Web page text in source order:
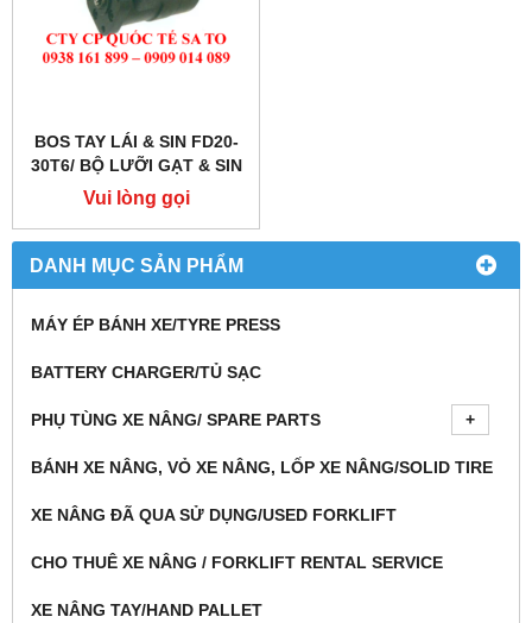
DANH MỤC SẢN PHẨM
MÁY ÉP BÁNH XE/TYRE PRESS
BATTERY CHARGER/TỦ SẠC
PHỤ TÙNG XE NÂNG/ SPARE PARTS
BÁNH XE NÂNG, VỎ XE NÂNG, LỐP XE NÂNG/SOLID TIRE
XE NÂNG ĐÃ QUA SỬ DỤNG/USED FORKLIFT
CHO THUÊ XE NÂNG / FORKLIFT RENTAL SERVICE
XE NÂNG TAY/HAND PALLET
BOS TAY LÁI & SIN FD20-
30T6/ BỘ LƯỠI GẠT & SIN
PHỐT LÁI
Vui lòng gọi